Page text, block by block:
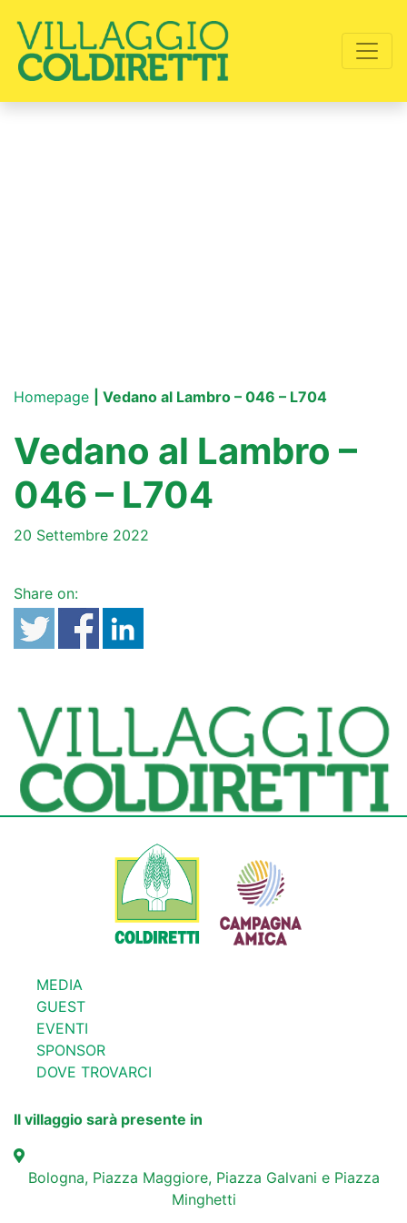
Homepage | Vedano al Lambro – 046 – L704
Vedano al Lambro –
046 – L704
20 Settembre 2022
Share on:
MEDIA
GUEST
EVENTI
SPONSOR
DOVE TROVARCI
Il villaggio sarà presente in
Bologna, Piazza Maggiore, Piazza Galvani e Piazza
Minghetti